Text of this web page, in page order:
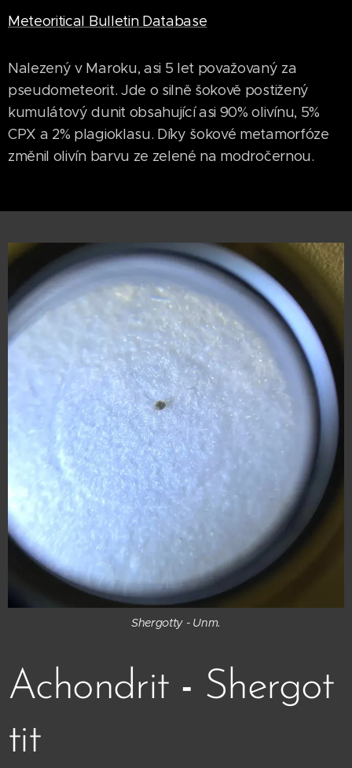
Meteoritical Bulletin Database
Nalezený v Maroku, asi 5 let považovaný za
pseudometeorit. Jde o silně šokově postižený
kumulátový dunit obsahující asi 90% olivínu, 5%
CPX a 2% plagioklasu. Díky šokové metamorfóze
změnil olivín barvu ze zelené na modročernou.
Shergotty - Unm.
Achondrit- Shergot
tit